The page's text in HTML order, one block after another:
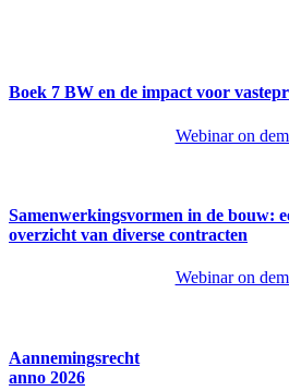
Boek 7 BW en de impact voor
Webinar on
Samenwerkingsvormen in de bouw:
overzicht van diverse contracten
Webinar on
Aannemingsrecht
anno 2026